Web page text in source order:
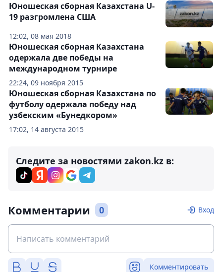
12:02, 08 мая 2018
Юношеская сборная Казахстана U-
19 разгромлена США
22:24, 09 ноября 2015
Юношеская сборная Казахстана
одержала две победы на
международном турнире
17:02, 14 августа 2015
Юношеская сборная Казахстана по
футболу одержала победу над
узбекским «Бунедкором»
Следите за новостями zakon.kz в:
Комментарии 0 Вход
Комментировать